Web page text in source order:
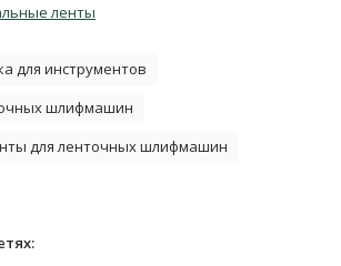
ленты
для инструментов
шлифмашин
для ленточных шлифмашин